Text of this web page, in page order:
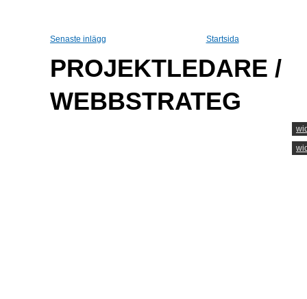
Senaste inlägg Startsida
PROJEKTLEDARE /
WEBBSTRATEG